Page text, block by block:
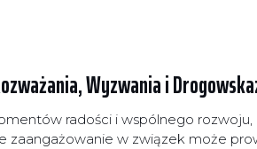
Wyzwania i
radości i wspólnego
zaangażowanie w związek może